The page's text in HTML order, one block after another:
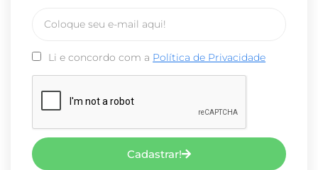
Li e concordo com a Política de Privacidade
Cadastrar!